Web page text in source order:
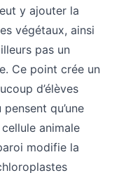
y ajouter la
végétaux, ainsi
pas un
Ce point crée un
d’élèves
qu’une
animale
modifie la